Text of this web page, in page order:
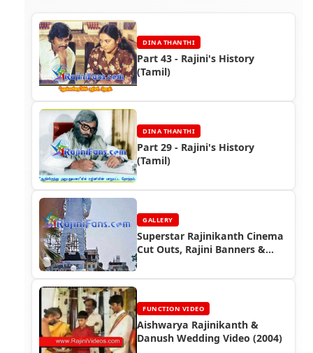
DINA THANTHI
Part 43 - Rajini's History
(Tamil)
DINA THANTHI
Part 29 - Rajini's History
(Tamil)
GALLERY
Superstar Rajinikanth Cinema
Cut Outs, Rajini Banners &
FUNCTION VIDEO
Aishwarya Rajinikanth &
Danush Wedding Video (2004)